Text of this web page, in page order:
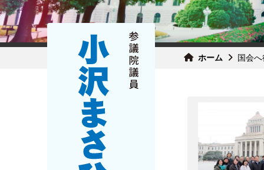
ホーム 国会